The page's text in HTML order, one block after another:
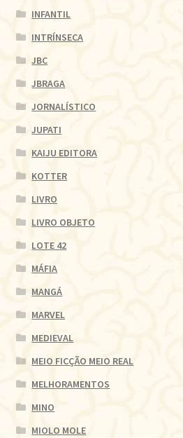
INFANTIL
INTRÍNSECA
JBC
JBRAGA
JORNALÍSTICO
JUPATI
KAIJU EDITORA
KOTTER
LIVRO
LIVRO OBJETO
LOTE 42
MÁFIA
MANGÁ
MARVEL
MEDIEVAL
MEIO FICÇÃO MEIO REAL
MELHORAMENTOS
MINO
MIOLO MOLE